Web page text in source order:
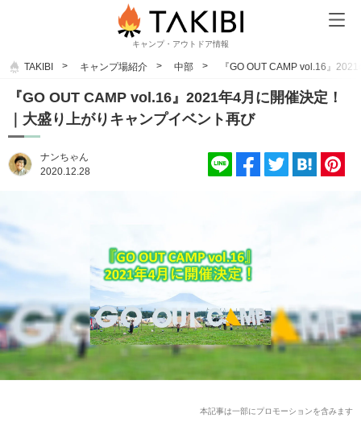
キャンプ・アウトドア情報
TAKIBI キャンプ場紹介 中部 『GO OUT CAMP vol.16』
『GO OUT CAMP vol.16』2021年4月に開催決定！
｜大盛り上がりキャンプイベント再び
ナンちゃん
2020.12.28
本記事は一部にプロモーションを含みます